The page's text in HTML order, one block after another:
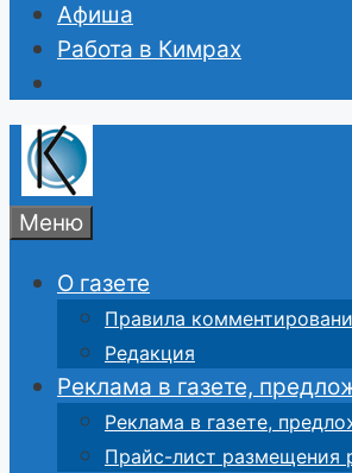
Афиша
Работа в Кимрах
Меню
О газете
Правила
Редакция
Реклама в газете,
Реклама в газете,
Прайс-лист размещения